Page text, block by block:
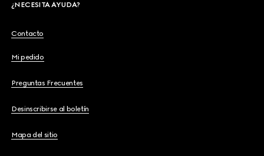
¿NECESITA AYUDA?
Contacto
Mi pedido
Preguntas Frecuentes
Desinscribirse al boletín
Mapa del sitio